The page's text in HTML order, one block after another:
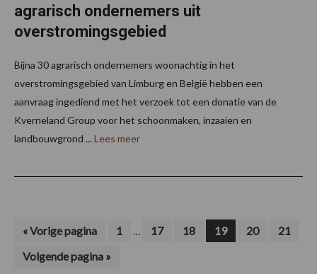
agrarisch ondernemers uit
overstromingsgebied
Bijna 30 agrarisch ondernemers woonachtig in het
overstromingsgebied van Limburg en België hebben een
aanvraag ingediend met het verzoek tot een donatie van de
Kverneland Group voor het schoonmaken, inzaaien en
landbouwgrond ... Lees meer
«Ga
Vorige pagina Pagina
1
Interim
… Pagina
17 Pagina
18 Pagina
19 Pagina
20 Pagina
21
Ga
naar
Volgende pagina »